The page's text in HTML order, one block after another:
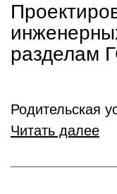
разделам
Родительская
Читать далее